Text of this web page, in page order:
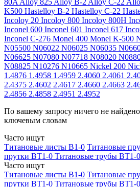
80A Alloy 825 Alloy B-2 Alloy C-22
K500 Hastelloy B-2 Hastelloy C-22
Incoloy 20 Incoloy 800 Incoloy 800H
Inconel 600 Inconel 601 Inconel 617
Inconel C-276 Monel 400 Monel K-500
N05500 N06022 N06025 N06035
N06625 N07080 N07718 N08020
N08825 N10276 N10665 Nickel 200
1.4876 1.4958 1.4959 2.4060 2.4061
2.4375 2.4602 2.4617 2.4660 2.4663
2.4856 2.4858 2.4951 2.4952
По вашему запросу ничего не
ключевым словам
Часто ищут
Титановые листы В1-0 Титановые
прутки ВТ1-0 Титановые трубы ВТ1-0
Часто ищут
Титановые листы В1-0 Титановые
прутки ВТ1-0 Титановые трубы ВТ1-0